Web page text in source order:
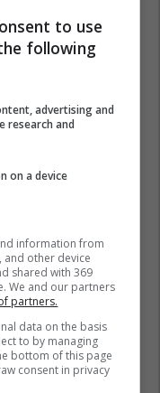
to use
following
advertising and
research and
on a device
information from
and other device
shared with 369
We and our partners
partners.
data on the basis
to by managing
bottom of this page
consent in privacy